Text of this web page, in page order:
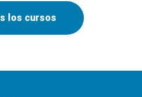
los cursos